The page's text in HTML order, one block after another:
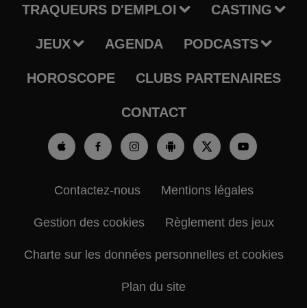
TRAQUEURS D'EMPLOI CASTING
JEUX AGENDA PODCASTS
HOROSCOPE CLUBS PARTENAIRES
CONTACT
Contactez-nous Mentions légales
Gestion des cookies Règlement des jeux
Charte sur les données personnelles et cookies
Plan du site